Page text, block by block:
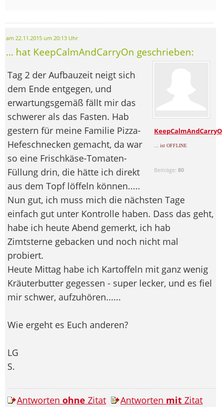
am 22.11.2015 um 20:13 Uhr
... hat KeepCalmAndCarryOn geschrieben:
... ist OFFLINE
Beiträge:80
Tag 2 der Aufbauzeit neigt sich
dem Ende entgegen, und
erwartungsgemäß fällt mir das
schwerer als das Fasten. Hab
gestern für meine Familie Pizza-
Hefeschnecken gemacht, da war
so eine Frischkäse-Tomaten-
Füllung drin, die hätte ich direkt
aus dem Topf löffeln können.....
Nun gut, ich muss mich die nächsten Tage
einfach gut unter Kontrolle haben. Dass das geht,
habe ich heute Abend gemerkt, ich hab
Zimtsterne gebacken und noch nicht mal
probiert.
Heute Mittag habe ich Kartoffeln mit ganz wenig
Kräuterbutter gegessen - super lecker, und es fiel
mir schwer, aufzuhören......
Wie ergeht es Euch anderen?
LG
S.
Antworten ohne Zitat Antworten mit Zitat